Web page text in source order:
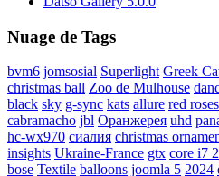
Nuage de Tags
bvm6 jomsosial Superlight Greek
christmas ball Zoo de Mulhouse
black sky g-sync kats allure red roses
cabramacho jbl Оранжерея uhd
hc-wx970 сиалия christmas
insights Ukraine-France gtx core i7
bose Textile balloons joomla 5 2024